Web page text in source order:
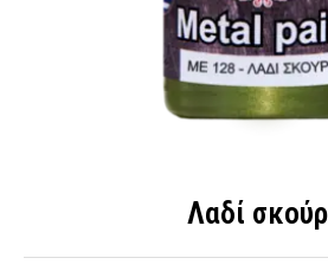
Λαδί